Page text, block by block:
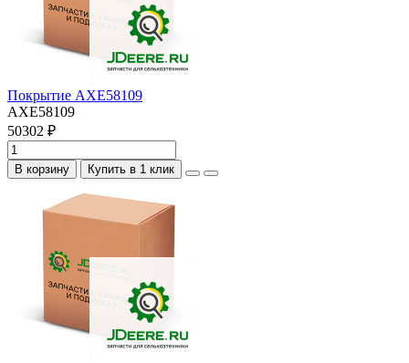
Покрытие AXE58109
AXE58109
50302 ₽
В корзину Купить в 1 клик